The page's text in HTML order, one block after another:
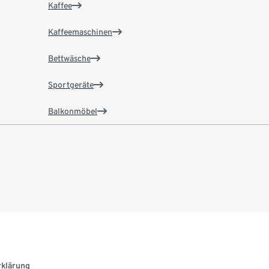
Kaffee
Kaffeemaschinen
Bettwäsche
Sportgeräte
Balkonmöbel